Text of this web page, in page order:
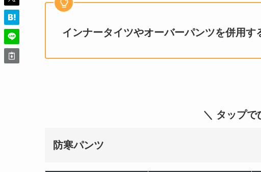
インナータイツやオーバーパンツを併用す
＼ タップで
防寒パンツ